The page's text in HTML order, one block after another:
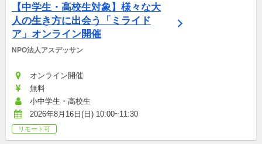
【中学生・高校生対象】様々な大
人の生き方に出会う「ミライド
ア」オンライン開催
NPO法人アスデッサン
オンライン開催
無料
小中学生・高校生
2026年8月16日(日) 10:00~11:30
リモート可